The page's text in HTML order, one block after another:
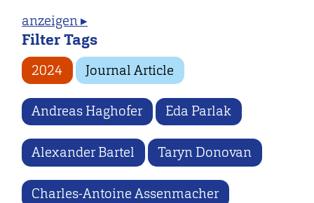
anzeigen ▸
Filter Tags
2024 Journal Article
Andreas Haghofer Eda Parlak
Alexander Bartel Taryn Donovan
Charles-Antoine Assenmacher